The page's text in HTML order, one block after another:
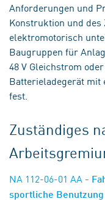
Anforderungen und
Konstruktion und des
elektromotorisch
Baugruppen für
48 V Gleichstrom
Batterieladegerät mit
fest.
Zuständiges
NA 112-06-01 AA -
sportliche Benutzung